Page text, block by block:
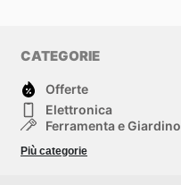
CATEGORIE
Offerte
Elettronica
Ferramenta e Giardino
Bambini e Neonati
Più categorie